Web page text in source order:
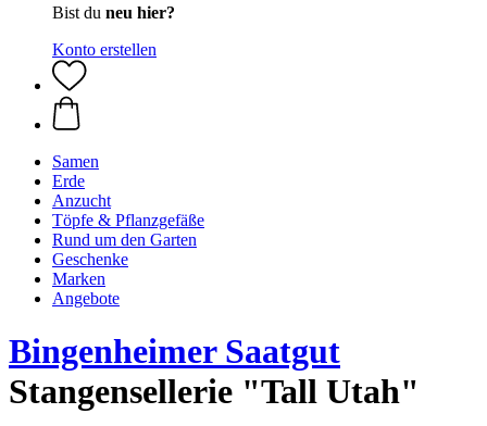
Bist du neu hier?
Konto erstellen
Samen
Erde
Anzucht
Töpfe & Pflanzgefäße
Rund um den Garten
Geschenke
Marken
Angebote
Bingenheimer Saatgut
Stangensellerie "Tall Utah"